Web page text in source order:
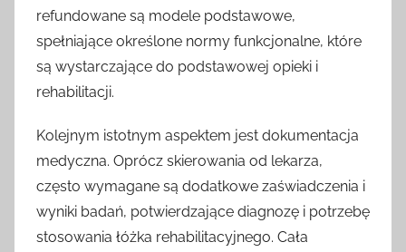
refundowane są modele podstawowe,
spełniające określone normy funkcjonalne, które
są wystarczające do podstawowej opieki i
rehabilitacji.
Kolejnym istotnym aspektem jest dokumentacja
medyczna. Oprócz skierowania od lekarza,
często wymagane są dodatkowe zaświadczenia i
wyniki badań, potwierdzające diagnozę i potrzebę
stosowania łóżka rehabilitacyjnego. Cała